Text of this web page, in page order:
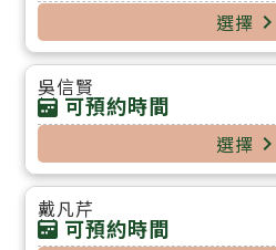
選擇 navigate_next
吳信賢
可預約時間
選擇 navigate_next
戴凡芹
可預約時間